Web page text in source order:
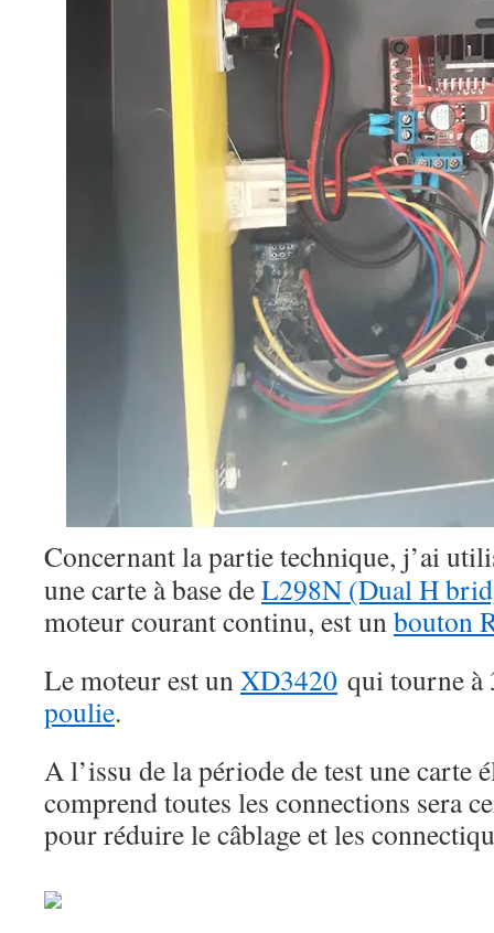
Concernant la partie technique, j’ai
une carte à base deL298N (Dual H
moteur courant continu, est un bouton
Le moteur est un XD3420 qui tourne
poulie.
A l’issu de la période de test une carte
comprend toutes les connections sera
pour réduire le câblage et les